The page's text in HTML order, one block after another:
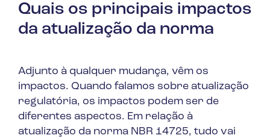
Quais os principais impactos
da atualização da norma
Adjunto à qualquer mudança, vêm os
impactos. Quando falamos sobre atualização
regulatória, os impactos podem ser de
diferentes aspectos. Em relação à
atualização da norma NBR 14725, tudo vai